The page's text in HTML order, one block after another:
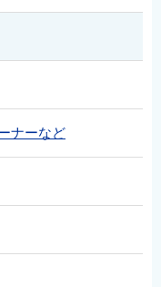
ナーなど